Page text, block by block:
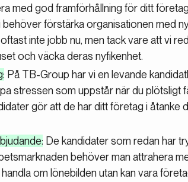
med god framförhållning för ditt
behöver förstärka organisationen med
inte jobb nu, men tack vare att vi
och väcka deras nyfikenhet.
: På TB-Group har vi en levande
stressen som uppstår när du plötsligt
gör att de har ditt företag i åtanke
: De kandidater som redan har
behöver man attrahera
om lönebilden utan kan vara